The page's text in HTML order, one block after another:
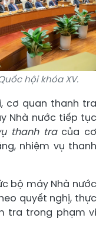
hội khóa XV.
cơ quan thanh tra
Nhà nước tiếp tục
thanh tracủa cơ
nhiệm vụ thanh
bộ máy Nhà nước
quyết nghị, thực
tra trong phạm vi